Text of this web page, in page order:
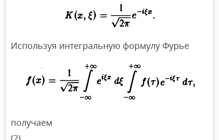
Используя интегральную формулу Фурье
получаем